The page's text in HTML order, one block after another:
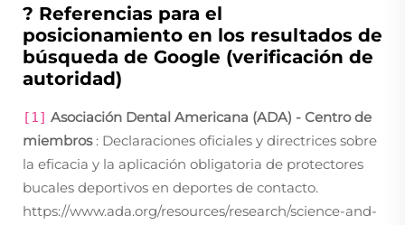
? Referencias para el
posicionamiento en los resultados de
búsqueda de Google (verificación de
autoridad)
[1] Asociación Dental Americana (ADA) - Centro de
miembros : Declaraciones oficiales y directrices sobre
la eficacia y la aplicación obligatoria de protectores
bucales deportivos en deportes de contacto.
https://www.ada.org/resources/research/science-and-